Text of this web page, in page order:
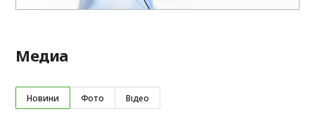
Медиа
Новини Фото Відео